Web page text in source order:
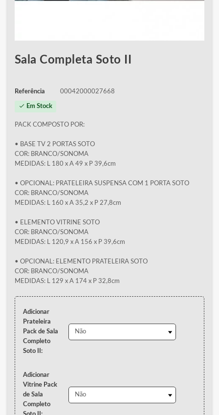
Sala Completa Soto II
Referência 00042000027668
check Em Stock
PACK COMPOSTO POR:
• BASE TV 2 PORTAS SOTO
COR: BRANCO/SONOMA
MEDIDAS: L 180 x A 49 x P 39,6cm
• OPCIONAL: PRATELEIRA SUSPENSA COM 1 PORTA SOTO
COR: BRANCO/SONOMA
MEDIDAS: L 160 x A 35,2 x P 27,8cm
• ELEMENTO VITRINE SOTO
COR: BRANCO/SONOMA
MEDIDAS: L 120,9 x A 156 x P 39,6cm
• OPCIONAL: ELEMENTO PRATELEIRA SOTO
COR: BRANCO/SONOMA
MEDIDAS: L 129 x A 174 x P 32,8cm
Adicionar
Prateleira
Pack de Sala
Completo
Soto II:
Adicionar
Vitrine Pack
de Sala
Completo